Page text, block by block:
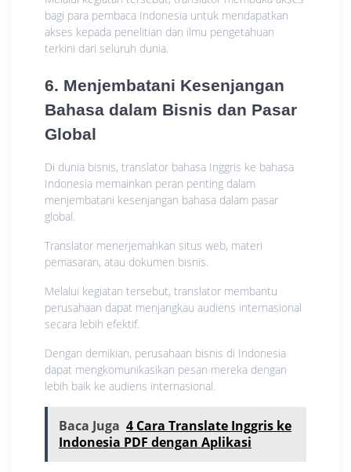
bagi para pembaca Indonesia untuk mendapatkan
akses kepada penelitian dan ilmu pengetahuan
terkini dari seluruh dunia.
6. Menjembatani Kesenjangan
Bahasa dalam Bisnis dan Pasar
Global
Di dunia bisnis, translator bahasa Inggris ke bahasa
Indonesia memainkan peran penting dalam
menjembatani kesenjangan bahasa dalam pasar
global.
Translator menerjemahkan situs web, materi
pemasaran, atau dokumen bisnis.
Melalui kegiatan tersebut, translator membantu
perusahaan dapat menjangkau audiens internasional
secara lebih efektif.
Dengan demikian, perusahaan bisnis di Indonesia
dapat mengkomunikasikan pesan mereka dengan
lebih baik ke audiens internasional.
Baca Juga 4 Cara Translate Inggris ke
Indonesia PDF dengan Aplikasi